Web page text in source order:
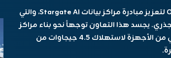
أعلنت OpenAI عن توقيع اتفاقية ضخمة مع Oracle لتعزيز مبادرة مراكز بيانات Stargate AI، والتي
يجسد هذا التعاون توجهاً نحو بناء مراكز
بيانات جديدة في الولايات المتحدة، مجهزة بما يكفي من الأجهزة لاستهلاك 4.5 جيجاوات من